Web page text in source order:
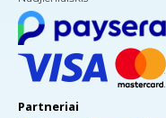
Partneriai